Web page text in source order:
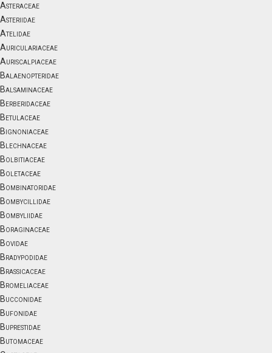
Asteraceae
Asteriidae
Atelidae
Auriculariaceae
Auriscalpiaceae
Balaenopteridae
Balsaminaceae
Berberidaceae
Betulaceae
Bignoniaceae
Blechnaceae
Bolbitiaceae
Boletaceae
Bombinatoridae
Bombycillidae
Bombyliidae
Boraginaceae
Bovidae
Bradypodidae
Brassicaceae
Bromeliaceae
Bucconidae
Bufonidae
Buprestidae
Butomaceae